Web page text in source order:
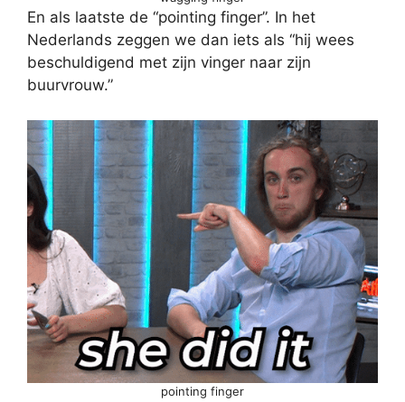
En als laatste de “pointing finger”. In het
Nederlands zeggen we dan iets als “hij wees
beschuldigend met zijn vinger naar zijn
buurvrouw.”
pointing finger